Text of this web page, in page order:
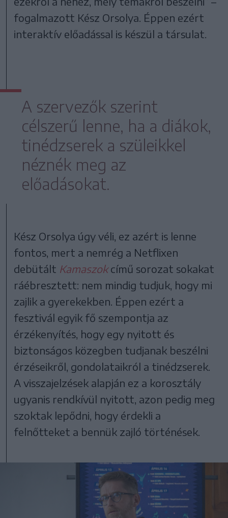
fogalmazott Kész Orsolya. Éppen ezért
interaktív előadással is készül a társulat.
A szervezők szerint
célszerű lenne, ha a diákok,
tinédzserek a szüleikkel
néznék meg az
előadásokat.
Kész Orsolya úgy véli, ez azért is lenne
fontos, mert a nemrég a Netflixen
debütált Kamaszokcímű sorozat sokakat
ráébresztett: nem mindig tudjuk, hogy mi
zajlik a gyerekekben. Éppen ezért a
fesztivál egyik fő szempontja az
érzékenyítés, hogy egy nyitott és
biztonságos közegben tudjanak beszélni
érzéseikről, gondolataikról a tinédzserek.
A visszajelzések alapján ez a korosztály
ugyanis rendkívül nyitott, azon pedig meg
szoktak lepődni, hogy érdekli a
felnőtteket a bennük zajló történések.